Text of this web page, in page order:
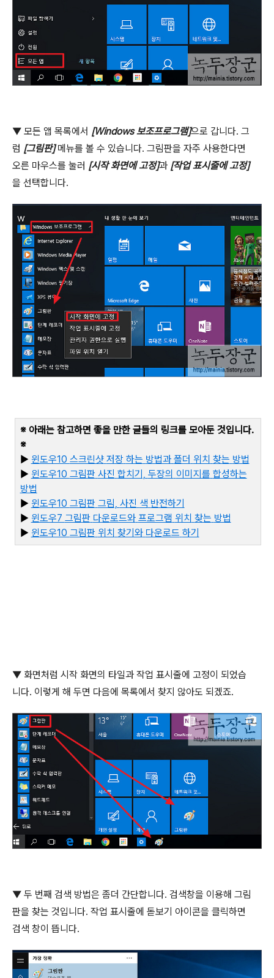
▼ 모든 앱 목록에서 [Windows보조프로그램]으로 갑니다. 그
럼 [그림판] 메뉴를 볼 수 있습니다. 그림판을 자주 사용한다면
오른 마우스를 눌러 [시작 화면에 고정]과 [작업 표시줄에 고정]
을 선택합니다.
※ 아래는 참고하면 좋을 만한 글들의 링크를 모아둔 것입니다.
※
▶ 윈도우10 스크린샷 저장 하는 방법과 폴더 위치 찾는 방법
▶ 윈도우10 그림판 사진 합치기, 두장의 이미지를 합성하는
방법
▶ 윈도우10 그림판 그림, 사진 색 반전하기
▶ 윈도우7 그림판 다운로드와 프로그램 위치 찾는 방법
▶ 윈도우10 그림판 위치 찾기와 다운로드 하기
▼ 화면처럼 시작 화면의 타일과 작업 표시줄에 고정이 되었습
니다. 이렇게 해 두면 다음에 목록에서 찾지 않아도 되겠죠.
▼ 두 번째 검색 방법은 좀더 간단합니다. 검색창을 이용해 그림
판을 찾는 것입니다. 작업 표시줄에 돋보기 아이콘을 클릭하면
검색 창이 뜹니다.